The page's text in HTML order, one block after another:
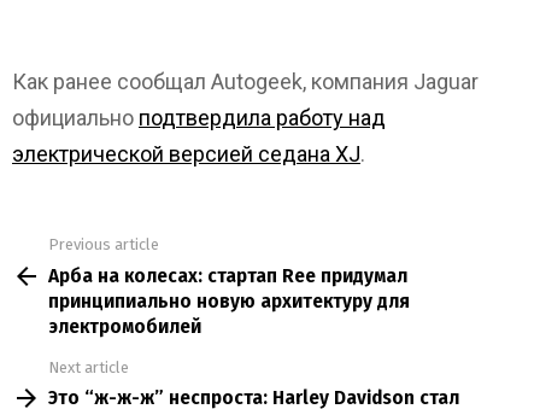
Как ранее сообщал Autogeek, компания Jaguar
официально подтвердила работу над
электрической версией седана XJ.
more
Previous article
Арба на колесах: стартап Ree придумал
принципиально новую архитектуру для
электромобилей
Next article
Это “ж-ж-ж” неспроста: Harley Davidson стал